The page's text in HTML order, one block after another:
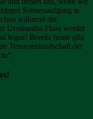
Sonnenaufgang in
während der
Urrubamba Fluss werdet
legen! Bereits heute gibt
Terrassenlandschaft der